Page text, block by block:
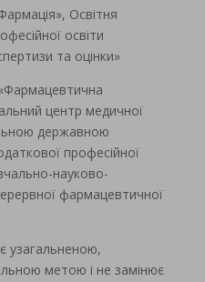
Освітня
освіти
та оцінки»
центр медичної
державною
професійної
науково-
фармацевтичної
узагальненою,
метою і не замінює